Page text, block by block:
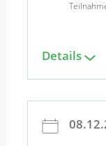
Details